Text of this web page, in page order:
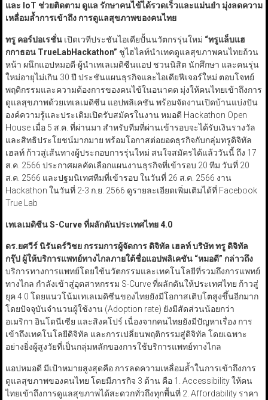
และ IoT ช่วยติดตาม ดูแล รักษาคนไข้ได้รวดเร็วและแม่นยำ มุ่งลดความ
เหลื่อมล้ำการเข้าถึง การดูแลสุขภาพของคนไทย
ทรู คอร์ปอเรชั่นเปิดเวทีประชันไอเดียปั้นนวัตกรรุ่นใหม่ “ทรูแล็บแฮ
กกาธอน TrueLabHackathon” ชูไฮไลท์นำเทคดูแลสุขภาพคนไทยถ้วน
หน้า ผนึกแอปหมอดี-ผู้นำเทเลเมดิซีนแอป ชวนนิสิต นักศึกษา และคนรุ่น
ใหม่อายุไม่เกิน 30 ปี ประชันแผนธุรกิจและไอเดียฟีเจอร์ใหม่ ตอบโจทย์
พฤติกรรมและความต้องการของคนไข้ในอนาคต มุ่งให้คนไทยเข้าถึงการ
ดูแลสุขภาพด้วยเทเลเมดิซีน แอปพลิเคชัน พร้อมจัดงานเปิดบ้านแบ่งปัน
องค์ความรู้และประเดิมเปิดรับสมัครในงาน หมอดี Hackathon Open
House เมื่อ 5 ส.ค. ที่ผ่านมา สำหรับทีมที่ผ่านเข้ารอบจะได้รับเงินรางวัล
และสิทธิประโยชน์มากมาย พร้อมโอกาสต่อยอดธุรกิจกับกลุ่มทรูดิจิทัล
เฮลท์ ก้าวสู่เส้นทางผู้ประกอบการรุ่นใหม่ สนใจสมัครได้แล้ววันนี้ ถึง 17
ส.ค. 2566 ประกาศผลคัดเลือกแผนงานธุรกิจที่เข้ารอบ 20 ทีม วันที่ 20
ส.ค. 2566 และปฐมนิเทศทีมที่เข้ารอบ ในวันที่ 26 ส.ค. 2566 งาน
Hackathon ในวันที่ 2-3 ก.ย. 2566 ดูรายละเอียดเพิ่มเติมได้ที่ Facebook
True Lab
เทเลเมดิซีนS-Curveที่ผลักดันประเทศไทย 4.0
ดร.ยศวีร์ นิรันดร์วิชย กรรมการผู้จัดการ ดิจิทัล เฮลท์ บริษัท ทรู ดิจิทัล
กรุ๊ป ผู้ให้บริการแพทย์ทางไกลภายใต้ชื่อแอปพลิเคชัน “หมอดี” กล่าวถึง
บริการทางการแพทย์โดยใช้นวัตกรรมและเทคโนโลยีที่รวมถึงการแพทย์
ทางไกล กำลังเข้าสู่อุตสาหกรรม S-Curve ที่ผลักดันให้ประเทศไทย ก้าวสู่
ยุค 4.0 โดยแนวโน้มเทเลเมดิซีนของไทยยังมีโอกาสเติบโตสูงขึ้นอีกมาก
โดยปัจจุบันจำนวนผู้ใช้งาน (Adoption rate) ยังมีสัดส่วนน้อยกว่า
อเมริกา อินโดนีเซีย และสิงคโปร์ เนื่องจากคนไทยยังมีปัญหาเรื่อง การ
เข้าถึงเทคโนโลยีดิจิทัล และการเปลี่ยนพฤติกรรมสู่ดิจิทัล โดยเฉพาะ
อย่างยิ่งผู้สูงวัยที่เป็นกลุ่มหลักของการใช้บริการแพทย์ทางไกล
แอปหมอดี มีเป้าหมายสูงสุดคือ การลดความเหลื่อมล้ำในการเข้าถึงการ
ดูแลสุขภาพของคนไทย โดยมีภารกิจ 3 ด้าน คือ 1. Accessibility ให้คน
ไทยเข้าถึงการดูแลสุขภาพได้สะดวกทั่วถึงทุกพื้นที่ 2. Affordability ราคา